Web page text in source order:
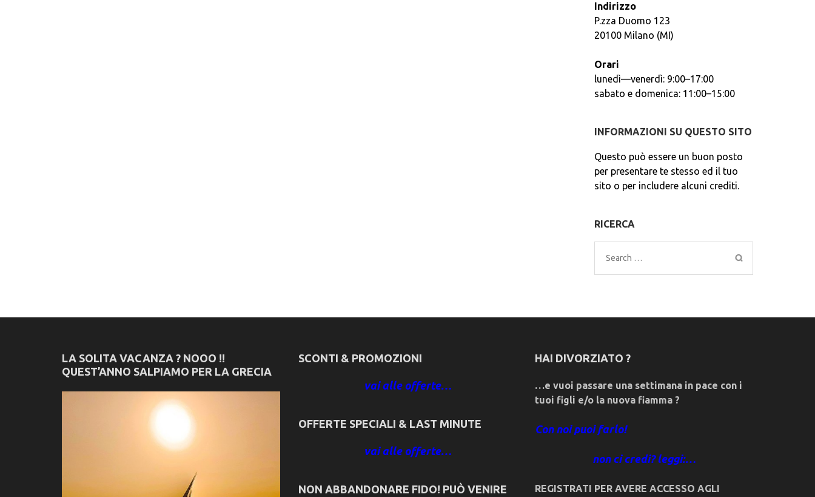
Indirizzo
P.zza Duomo 123
20100 Milano (MI)
Orari
lunedì—venerdì: 9:00–17:00
sabato e domenica: 11:00–15:00
INFORMAZIONI SU QUESTO SITO
Questo può essere un buon posto
per presentare te stesso ed il tuo
sito o per includere alcuni crediti.
RICERCA
Search
for:
LA SOLITA VACANZA ? NOOO !!
QUEST’ANNO SALPIAMO PER LA GRECIA
SCONTI & PROMOZIONI
vai alle offerte…
OFFERTE SPECIALI & LAST MINUTE
vai alle offerte…
NON ABBANDONARE FIDO! PUÒ VENIRE
HAI DIVORZIATO ?
…e vuoi passare una settimana in pace con i
tuoi figli e/o la nuova fiamma ?
Con noi puoi farlo!
non ci credi? leggi:…
REGISTRATI PER AVERE ACCESSO AGLI